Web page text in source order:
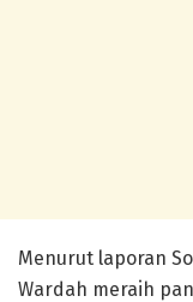
Menurut laporan
Wardah meraih